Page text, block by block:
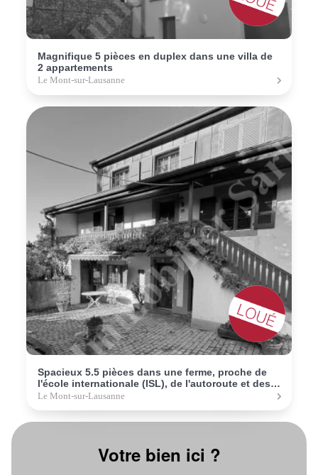
Magnifique 5 pièces en duplex dans une villa de
2 appartements
Le Mont-sur-Lausanne
Spacieux 5.5 pièces dans une ferme, proche de
l'école internationale (ISL), de l'autoroute et des
transports publics
Le Mont-sur-Lausanne
Votre bien ici ?